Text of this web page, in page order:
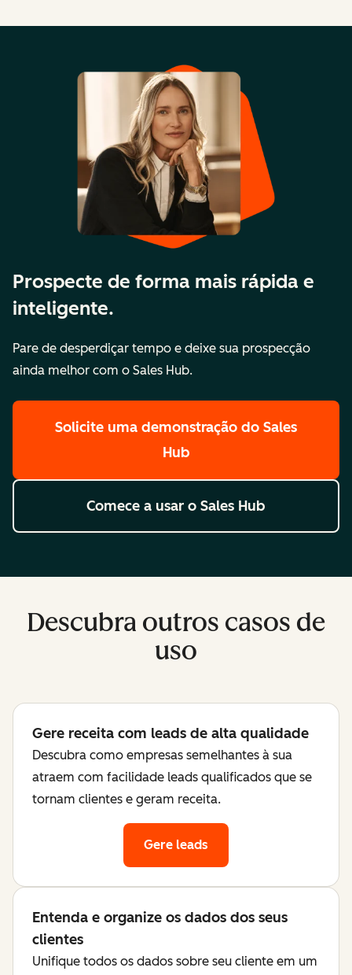
Prospecte de forma mais rápida e
inteligente.
Pare de desperdiçar tempo e deixe sua prospecção
ainda melhor com o Sales Hub.
Solicite uma demonstração do Sales
Hub
Comece a usar o Sales Hub
Descubra outros casos de
uso
Gere receita com leads de alta qualidade
Descubra como empresas semelhantes à sua
atraem com facilidade leads qualificados que se
tornam clientes e geram receita.
Gere leads
Entenda e organize os dados dos seus
clientes
Unifique todos os dados sobre seu cliente em um